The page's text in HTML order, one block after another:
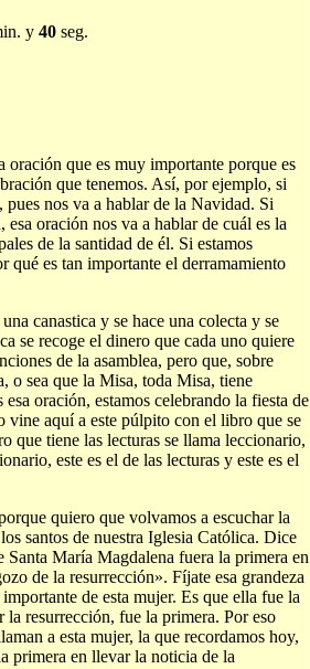
y 40 seg.
oración que es muy importante porque es
que tenemos. Así, por ejemplo, si
nos va a hablar de la Navidad. Si
esa oración nos va a hablar de cuál es la
de la santidad de él. Si estamos
qué es tan importante el derramamiento
canastica y se hace una colecta y se
se recoge el dinero que cada uno quiere
de la asamblea, pero que, sobre
o sea que la Misa, toda Misa, tiene
oración, estamos celebrando la fiesta de
vine aquí a este púlpito con el libro que se
que tiene las lecturas se llama leccionario,
este es el de las lecturas y este es el
quiero que volvamos a escuchar la
santos de nuestra Iglesia Católica. Dice
María Magdalena fuera la primera en
de la resurrección». Fíjate esa grandeza
de esta mujer. Es que ella fue la
la resurrección, fue la primera. Por eso
a esta mujer, la que recordamos hoy,
primera en llevar la noticia de la